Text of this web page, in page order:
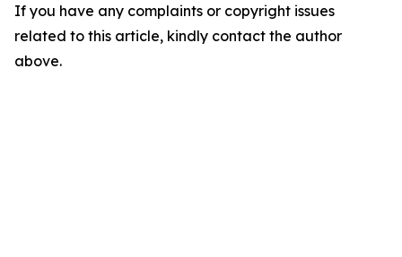
If you have any complaints or copyright issues
related to this article, kindly contact the author
above.